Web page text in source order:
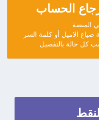
الحساب
المنصة
الاميل أو كلمة السر
كل حالة بالتفصيل